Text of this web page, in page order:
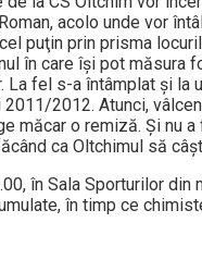
acolo unde vor
puţin prin prisma
în care îşi pot măsura
fel s-a întâmplat şi la
2012. Atunci,
măcar o remiză. Şi nu
ca Oltchimul să
în Sala Sporturilor din
în timp ce